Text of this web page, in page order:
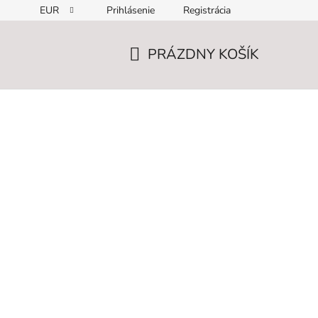
EUR Prihlásenie Registrácia
PRÁZDNY KOŠÍK